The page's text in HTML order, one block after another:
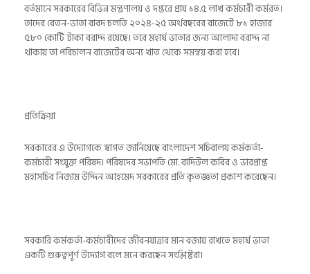
বর্তমানে সরকারের বিভিন্ন মন্ত্রণালয় ও দপ্তরে প্রায় ১৪.৫ লাখ কর্মচারী কর্মরত।
তাদের বেতন-ভাতা বাবদ চলতি ২০২৪-২৫ অর্থবছরের বাজেটে ৮১ হাজার
৫৮০ কোটি টাকা বরাদ্দ রয়েছে। তবে মহার্ঘ ভাতার জন্য আলাদা বরাদ্দ না
থাকায় তা পরিচালন বাজেটের অন্য খাত থেকে সমন্বয় করা হবে।
প্রতিক্রিয়া
সরকারের এ উদ্যোগকে স্বাগত জানিয়েছে বাংলাদেশ সচিবালয় কর্মকর্তা-
কর্মচারী সংযুক্ত পরিষদ। পরিষদের সভাপতি মো. বাদিউল কবির ও ভারপ্রাপ্ত
মহাসচিব নিজাম উদ্দিন আহমেদ সরকারের প্রতি কৃতজ্ঞতা প্রকাশ করেছেন।
সরকারি কর্মকর্তা-কর্মচারীদের জীবনযাত্রার মান বজায় রাখতে মহার্ঘ ভাতা
একটি গুরুত্বপূর্ণ উদ্যোগ বলে মনে করছেন সংশ্লিষ্টরা।